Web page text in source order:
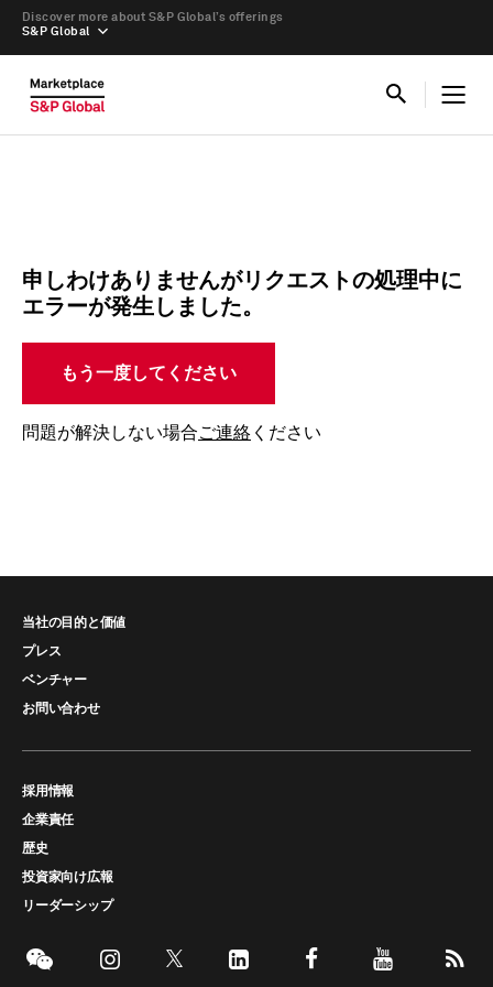
S&P Global
Discover more about S&P Global’s offerings
申しわけありませんがリクエストの処理中に
エラーが発生しました。
もう一度してください
問題が解決しない場合ご連絡 ください
当社の目的と価値
プレス
ベンチャー
お問い合わせ
採用情報
企業責任
歴史
投資家向け広報
リーダーシップ